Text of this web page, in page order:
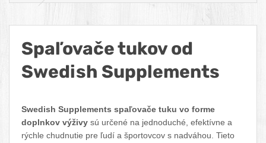
Spaľovače tukov od
Swedish Supplements
Facebook
Twitter
Pinterest
LinkedIn
Tumblr
reddit
Swedish Supplements spaľovače tuku vo forme
doplnkov výživy sú určené na jednoduché, efektívne a
rýchle chudnutie pre ľudí a športovcov s nadváhou. Tieto